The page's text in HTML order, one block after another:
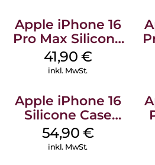
Apple iPhone 16
Pro Max Silicone
Case MagSafe
Ultramarine
41,90 €
inkl. MwSt.
Apple iPhone 16
Silicone Case
MagSafe Lake
Green
54,90 €
inkl. MwSt.